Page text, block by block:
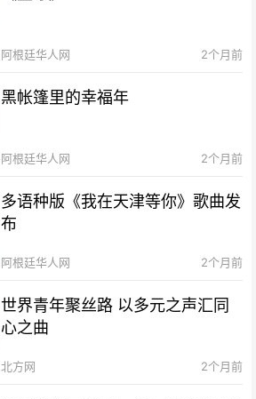
阿根廷华人网 2个月前
黑帐篷里的幸福年
阿根廷华人网 2个月前
多语种版《我在天津等你》歌曲发
布
阿根廷华人网 2个月前
世界青年聚丝路 以多元之声汇同
心之曲
北方网 2个月前